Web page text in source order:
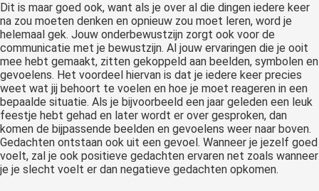
Dit is maar goed ook, want als je over al die dingen iedere keer
na zou moeten denken en opnieuw zou moet leren, word je
helemaal gek. Jouw onderbewustzijn zorgt ook voor de
communicatie met je bewustzijn. Al jouw ervaringen die je ooit
mee hebt gemaakt, zitten gekoppeld aan beelden, symbolen en
gevoelens. Het voordeel hiervan is dat je iedere keer precies
weet wat jij behoort te voelen en hoe je moet reageren in een
bepaalde situatie. Als je bijvoorbeeld een jaar geleden een leuk
feestje hebt gehad en later wordt er over gesproken, dan
komen de bijpassende beelden en gevoelens weer naar boven.
Gedachten ontstaan ook uit een gevoel. Wanneer je jezelf goed
voelt, zal je ook positieve gedachten ervaren net zoals wanneer
je je slecht voelt er dan negatieve gedachten opkomen.